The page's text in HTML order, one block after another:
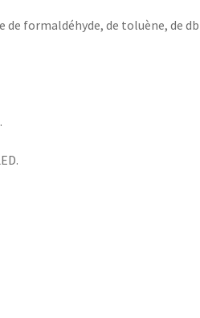
de formaldéhyde, de toluène, de